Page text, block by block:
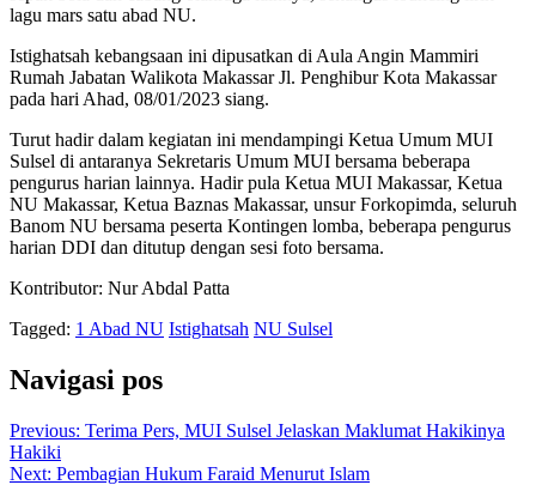
lagu mars satu abad NU.
Istighatsah kebangsaan ini dipusatkan di Aula Angin Mammiri
Rumah Jabatan Walikota Makassar Jl. Penghibur Kota Makassar
pada hari Ahad, 08/01/2023 siang.
Turut hadir dalam kegiatan ini mendampingi Ketua Umum MUI
Sulsel di antaranya Sekretaris Umum MUI bersama beberapa
pengurus harian lainnya. Hadir pula Ketua MUI Makassar, Ketua
NU Makassar, Ketua Baznas Makassar, unsur Forkopimda, seluruh
Banom NU bersama peserta Kontingen lomba, beberapa pengurus
harian DDI dan ditutup dengan sesi foto bersama.
Kontributor: Nur Abdal Patta
Tagged: 1 Abad NU Istighatsah NU Sulsel
Navigasi pos
Previous: Terima Pers, MUI Sulsel Jelaskan Maklumat Hakikinya
Hakiki
Next: Pembagian Hukum Faraid Menurut Islam